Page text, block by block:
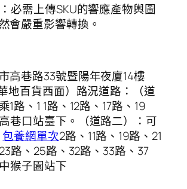
必需上傳SKU的響應產物輿圖
會嚴重影響轉換。
高巷路33號暨陽年夜廈14樓
地百貨西面）路況道路：（道
1路、1 1路、12路、17路、19
巷口站臺下。（道路二）：可
包養網單次2路、11路、19路、21
路、25路、32路、33路、37
猴子園站下